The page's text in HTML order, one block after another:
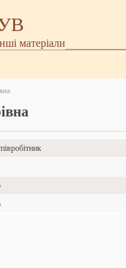
матеріали